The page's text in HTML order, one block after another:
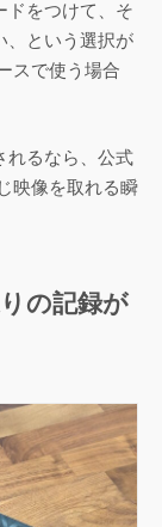
ドをつけて、そ
、という選択が
スで使う場合
れるなら、公式
映像を取れる瞬
の記録が